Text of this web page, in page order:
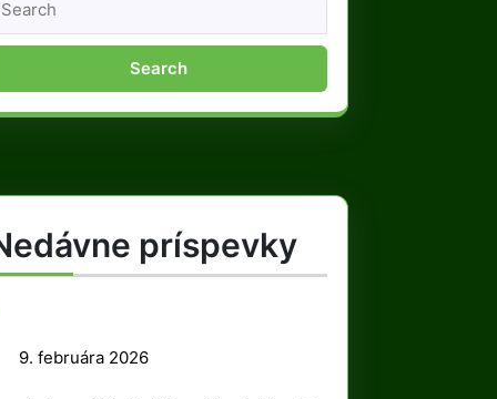
príspevky
9. februára 20269.